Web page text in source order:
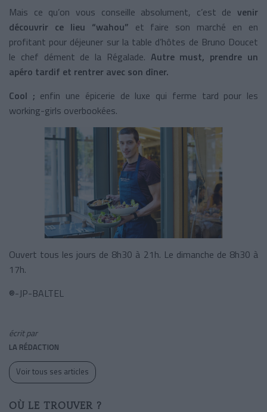
Mais ce qu’on vous conseille absolument, c’est de venir
découvrir ce lieu “wahou” et faire son marché en en
profitant pour déjeuner sur la table d’hôtes de Bruno Doucet
le chef dément de la Régalade. Autre must, prendre un
apéro tardif et rentrer avec son dîner.
Cool ; enfin une épicerie de luxe qui ferme tard pour les
working-girls overbookées.
Ouvert tous les jours de 8h30 à 21h. Le dimanche de 8h30 à
17h.
®-JP-BALTEL
écrit par
LA RÉDACTION
Voir tous ses articles
OÙ LE TROUVER ?